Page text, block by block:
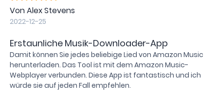
Von Alex Stevens
2022-12-25
Erstaunliche Musik-Downloader-App
Damit können Sie jedes beliebige Lied von Amazon Music
herunterladen. Das Tool ist mit dem Amazon Music-
Webplayer verbunden. Diese App ist fantastisch und ich
würde sie auf jeden Fall empfehlen.